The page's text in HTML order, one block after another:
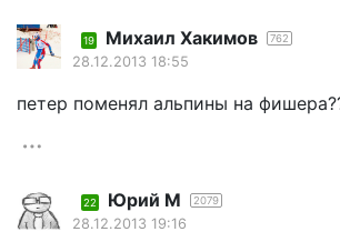
19 Михаил Хакимов 762
28.12.2013 18:55
петер поменял альпины на
22 Юрий М 2079
28.12.2013 19:16